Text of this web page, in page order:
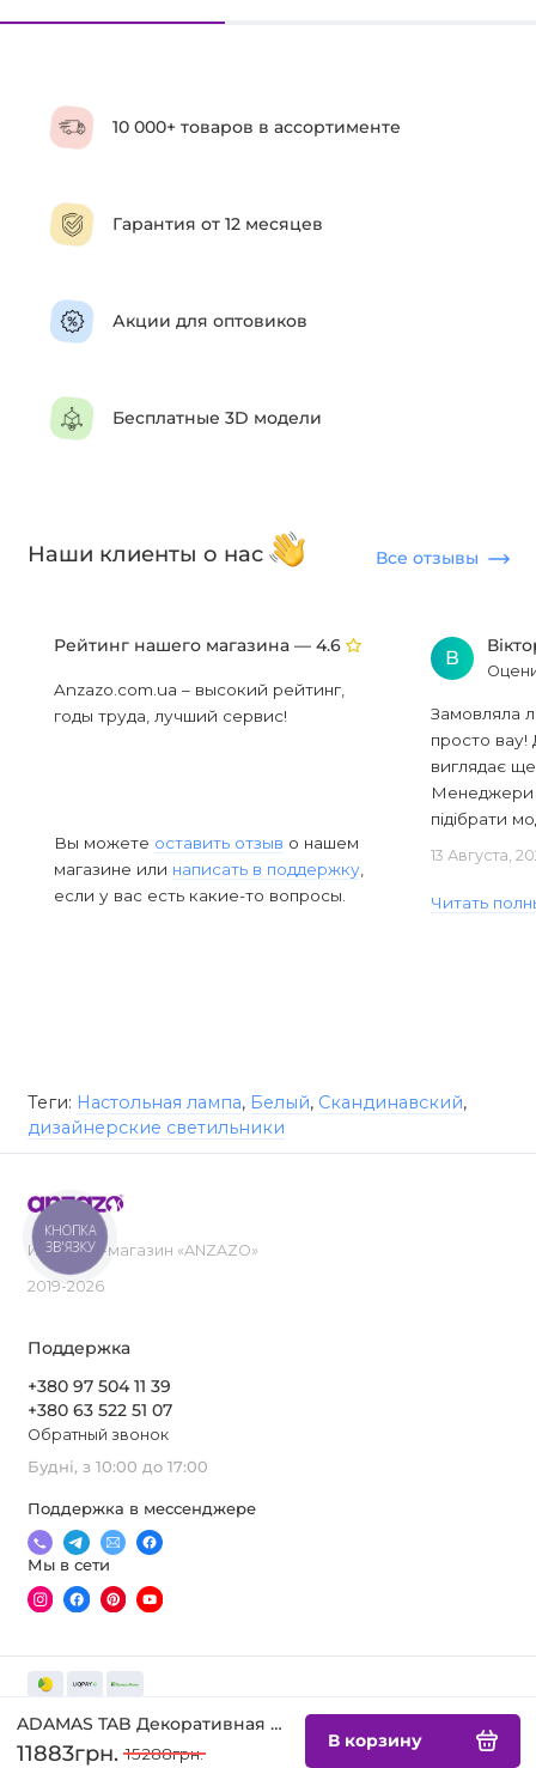
ADAMAS TAB Декоративная настольная лампа
11883грн. 15288грн.
В корзину
10 000+ товаров в ассортименте
Гарантия от 12 месяцев
Акции для оптовиков
Бесплатные 3D модели
Наши клиенты о нас Все отзывы
Рейтинг нашего магазина — 4.6
Anzazo.com.ua – высокий рейтинг,
годы труда, лучший сервис!
Вы можете оставить отзыв о нашем
магазине или написать в поддержку
если у вас есть какие-то вопросы.
В
Замовляла
просто вау!
виглядає
Менеджери
підібрати
13 Августа,
Читать
Теги: Настольная лампа, Белый, Скандинавский,
дизайнерские светильники
Интернет-магазин «ANZAZO»
2019-2026
Поддержка
+380 97 504 11 39
+380 63 522 51 07
Обратный звонок
Будні, з 10:00 до 17:00
Поддержка в мессенджере
Мы в сети
КНОПКА
ЗВ'ЯЗКУ